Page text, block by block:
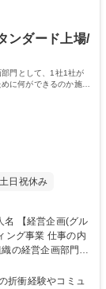
、エージェントの
ンディング 募
ード上場/採用戦略
の達成にとどまら
など、人事として
ンダード上場/
門として、1社1社が
に何ができるのか施策
土日祝休み
仕事の内
の経営企画部門と
価値をより高めて
ハンズオンでその
折衝経験やコミュ